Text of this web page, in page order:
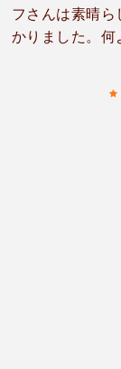
フさんは素晴ら
かりました。何
たからまた是